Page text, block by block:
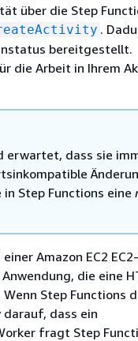
über die Step
.
bereitgestellt.
die Arbeit in Ihrem
erwartet, dass sie
Step Functions eine
Amazon EC2
die eine
Step Functions
dass ein
fragt Step